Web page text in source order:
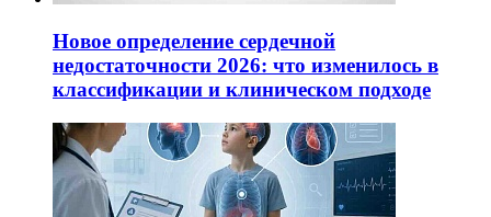
Новое определение сердечной
недостаточности 2026: что изменилось в
классификации и клиническом подходе